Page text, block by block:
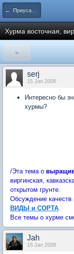
← Приусадебный сад
Хурма восточная,
«
serj
15 Jan 2008
Интересно бы
хурмы?
/Эта тема о
виргинская,
открытом грунте.
Обсуждение
ВИДЫ и СОРТА
Все темы о хурме
Jah
15 Jan 2008